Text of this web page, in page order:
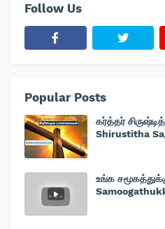
Follow Us
Popular Posts
கர்த்தர்
Shirustitha
உங்க